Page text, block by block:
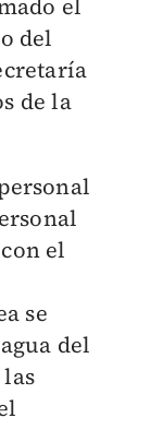
el
del
de la
el
se
del